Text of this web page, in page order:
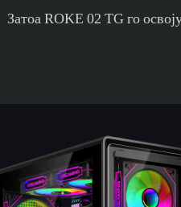
Затоа ROKE 02 TG го